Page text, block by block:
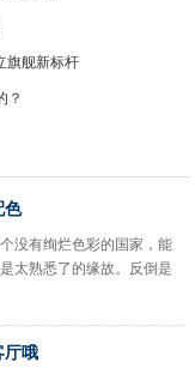
旗舰新标杆
？
色
没有绚烂色彩的国家，能
太熟悉了的缘故。反倒是
厅哦